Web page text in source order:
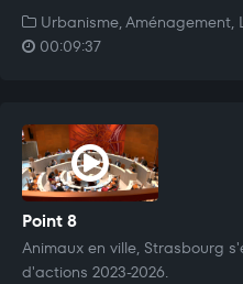
Urbanisme, Aménagement,
00:09:37
Point 8
Animaux en ville, Strasbourg
d'actions 2023-2026.